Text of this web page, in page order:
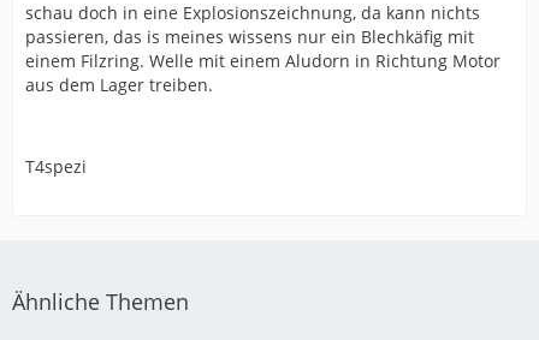
schau doch in eine Explosionszeichnung, da kann nichts
passieren, das is meines wissens nur ein Blechkäfig mit
einem Filzring. Welle mit einem Aludorn in Richtung Motor
aus dem Lager treiben.
T4spezi
Ähnliche Themen